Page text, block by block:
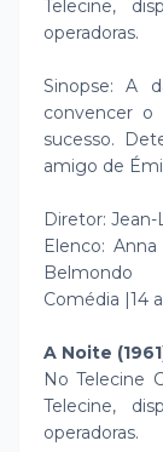
Telecine,
operadoras.
Sinopse: A
convencer
sucesso.
amigo de
Diretor: Jean-
Elenco:
Belmondo
Comédia |14
A Noite
No Telecine
Telecine,
operadoras.